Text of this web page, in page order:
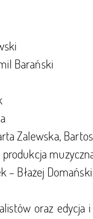
Barański
Zalewska,
– Błażej Domański
oraz